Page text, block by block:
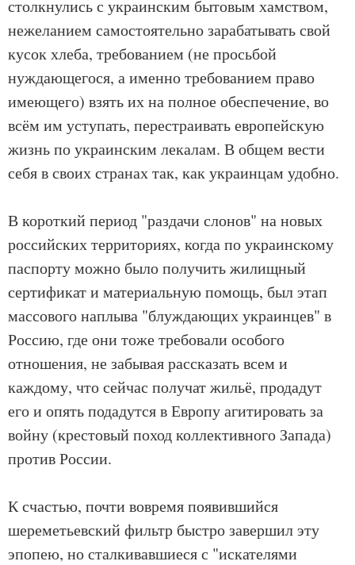
столкнулись с украинским бытовым хамством,
нежеланием самостоятельно зарабатывать свой
кусок хлеба, требованием (не просьбой
нуждающегося, а именно требованием право
имеющего) взять их на полное обеспечение, во
всём им уступать, перестраивать европейскую
жизнь по украинским лекалам. В общем вести
себя в своих странах так, как украинцам удобно.
В короткий период "раздачи слонов" на новых
российских территориях, когда по украинскому
паспорту можно было получить жилищный
сертификат и материальную помощь, был этап
массового наплыва "блуждающих украинцев" в
Россию, где они тоже требовали особого
отношения, не забывая рассказать всем и
каждому, что сейчас получат жильё, продадут
его и опять подадутся в Европу агитировать за
войну (крестовый поход коллективного Запада)
против России.
К счастью, почти вовремя появившийся
шереметьевский фильтр быстро завершил эту
эпопею, но сталкивавшиеся с "искателями